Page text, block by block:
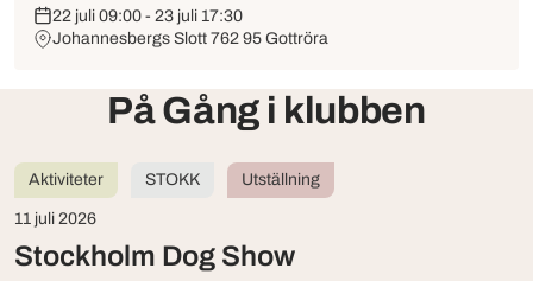
22 juli 09:00 - 23 juli 17:30
Johannesbergs Slott 762 95 Gottröra
På Gång i klubben
Stockholm Dog Show
Aktiviteter STOKK Utställning
11 juli 2026